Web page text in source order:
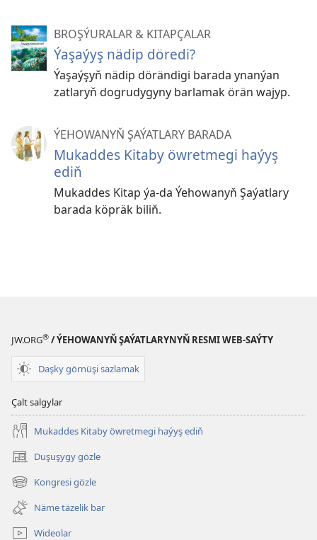
BROŞÝURALAR & KITAPÇALAR
Ýaşaýyş nädip döredi?
Ýaşaýşyň nädip dörändigi barada ynanýan
zatlaryň dogrudygyny barlamak örän wajyp.
ÝEHOWANYŇ ŞAÝATLARY BARADA
Mukaddes Kitaby öwretmegi haýyş
ediň
Mukaddes Kitap ýa-da Ýehowanyň Şaýatlary
barada köpräk biliň.
JW.ORG® / ÝEHOWANYŇ ŞAÝATLARYNYŇ RESMI WEB-SAÝTY
Daşky görnüşi sazlamak
Çalt salgylar
Mukaddes Kitaby öwretmegi haýyş ediň
Duşuşygy gözle
(täze
sahypada
açylýar)
Kongresi gözle
(täze
sahypada
açylýar)
Näme täzelik bar
Wideolar